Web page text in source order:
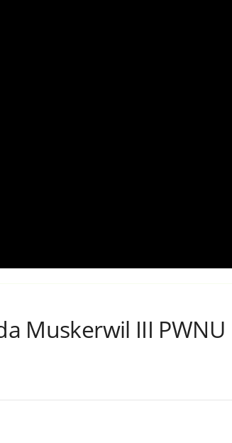
Muskerwil III PWNU